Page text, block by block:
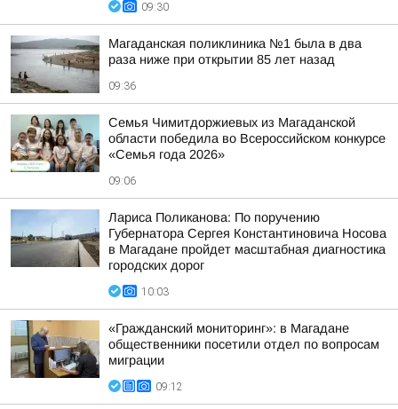
09:30
Магаданская поликлиника №1 была в два
раза ниже при открытии 85 лет назад
09:36
Семья Чимитдоржиевых из Магаданской
области победила во Всероссийском конкурсе
«Семья года 2026»
09:06
Лариса Поликанова: По поручению
Губернатора Сергея Константиновича Носова
в Магадане пройдет масштабная диагностика
городских дорог
10:03
«Гражданский мониторинг»: в Магадане
общественники посетили отдел по вопросам
миграции
09:12